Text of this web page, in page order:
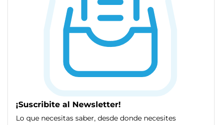
¡Suscribite al Newsletter!
Lo que necesitas saber, desde donde necesites